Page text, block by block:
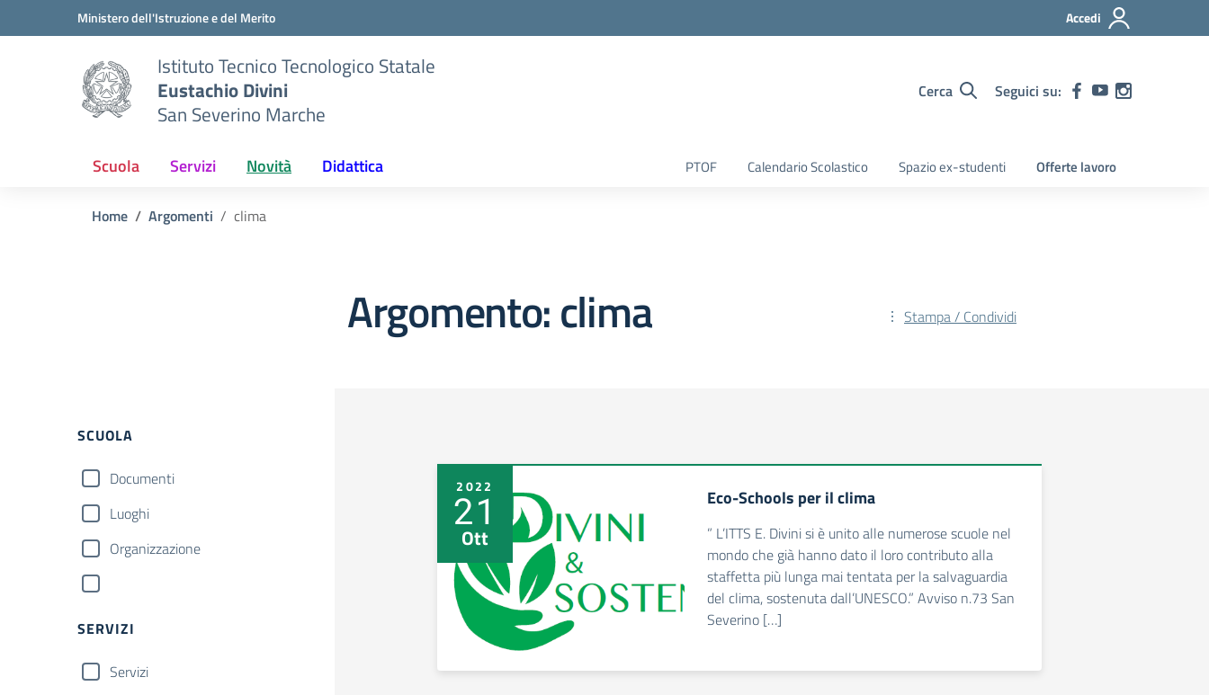
Vai ai contenuti
Vai al menu di navigazioneMinistero dell'Istruzione e del Merito Accedi
Istituto Tecnico Tecnologico Statale
Eustachio Divini
San Severino Marche
Cerca Seguici su:
Scuola Servizi Novità Didattica PTOF Calendario Scolastico Spazio ex-studenti Offerte lavoro
Home Argomenti clima
Argomento: clima Stampa / Condividi
SCUOLA
Documenti
Luoghi
Organizzazione
SERVIZI
Servizi
2022
21
Ott
Eco-Schools per il clima
” L’ITTS E. Divini si è unito alle numerose scuole nel
mondo che già hanno dato il loro contributo alla
staffetta più lunga mai tentata per la salvaguardia
del clima, sostenuta dall’UNESCO.” Avviso n.73 San
Severino […]